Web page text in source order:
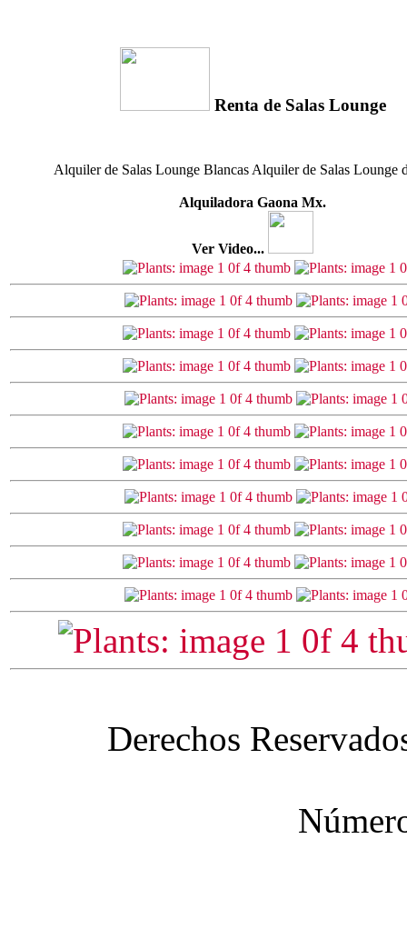
Renta de Salas Lounge
Alquiler de Salas Lounge Blancas Alquiler de Salas Lounge
Alquiladora Gaona Mx.
Ver Video...
Derechos